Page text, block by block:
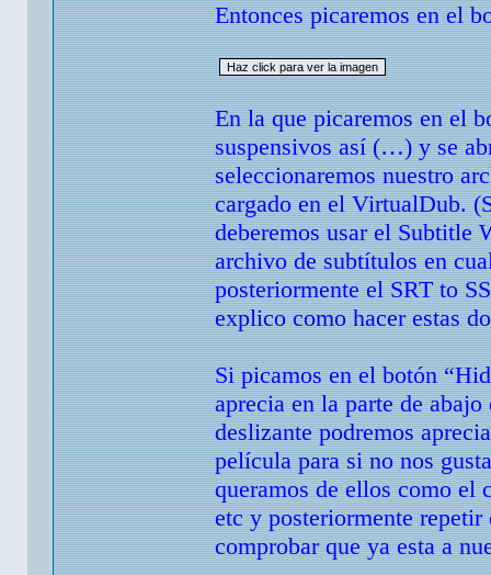
Entonces picaremos en el
En la que picaremos en el
suspensivos así (…) y se
seleccionaremos nuestro
cargado en el VirtualDub.
deberemos usar el Subtitle
archivo de subtítulos en
posteriormente el SRT to
explico como hacer estas
Si picamos en el botón
aprecia en la parte de
deslizante podremos
película para si no nos
queramos de ellos como el
etc y posteriormente
comprobar que ya esta a